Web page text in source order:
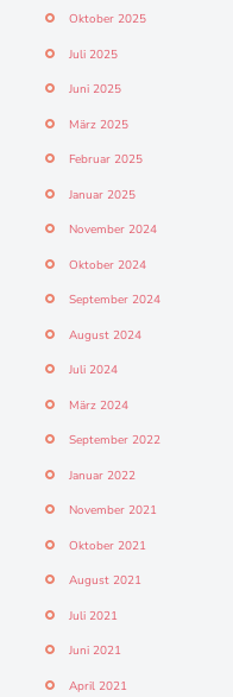
Oktober 2025
Juli 2025
Juni 2025
März 2025
Februar 2025
Januar 2025
November 2024
Oktober 2024
September 2024
August 2024
Juli 2024
März 2024
September 2022
Januar 2022
November 2021
Oktober 2021
August 2021
Juli 2021
Juni 2021
April 2021